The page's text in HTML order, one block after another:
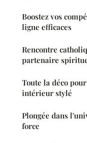
Boostez vos
ligne efficaces
Rencontre
partenaire
Toute la déco
intérieur stylé
Plongée dans
force